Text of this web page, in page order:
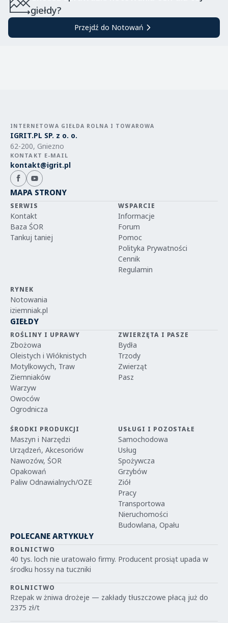
giełdy?
Przejdź do Notowań
INTERNETOWA GIEŁDA ROLNA I TOWAROWA
IGRIT.PL SP. z o. o.
62-200, Gniezno
KONTAKT E-MAIL
kontakt@igrit.pl
MAPA STRONY
SERWIS
Kontakt
Baza ŚOR
Tankuj taniej
WSPARCIE
Informacje
Forum
Pomoc
Polityka Prywatności
Cennik
Regulamin
RYNEK
Notowania
iziemniak.pl
GIEŁDY
ROŚLINY I UPRAWY
Zbożowa
Oleistych i Włóknistych
Motylkowych, Traw
Ziemniaków
Warzyw
Owoców
Ogrodnicza
ZWIERZĘTA I PASZE
Bydła
Trzody
Zwierząt
Pasz
ŚRODKI PRODUKCJI
Maszyn i Narzędzi
Urządzeń, Akcesoriów
Nawozów, ŚOR
Opakowań
Paliw Odnawialnych/OZE
USŁUGI I POZOSTAŁE
Samochodowa
Usług
Spożywcza
Grzybów
Ziół
Pracy
Transportowa
Nieruchomości
Budowlana, Opału
POLECANE ARTYKUŁY
ROLNICTWO
40 tys. loch nie uratowało firmy. Producent prosiąt upada w
środku hossy na tuczniki
ROLNICTWO
Rzepak w żniwa drożeje — zakłady tłuszczowe płacą już do
2375 zł/t